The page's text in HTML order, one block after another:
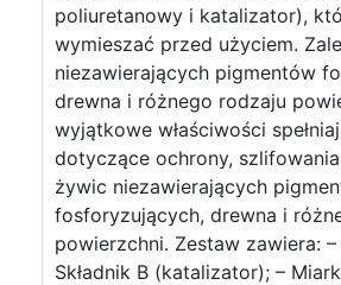
poliuretanowy i katalizator),
wymieszać przed użyciem.
niezawierających pigmentów
drewna i różnego rodzaju
wyjątkowe właściwości
dotyczące ochrony,
żywic niezawierających
fosforyzujących, drewna i
powierzchni. Zestaw zawiera: –
Składnik B (katalizator); –